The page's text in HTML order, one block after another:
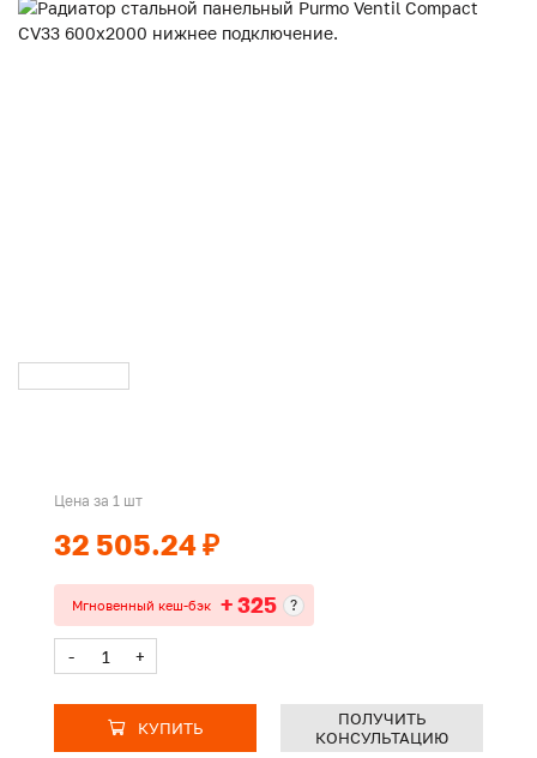
Цена за 1 шт
32 505.24 ₽
Мгновенный кеш-бэк + 325 ?
- +
КУПИТЬ
ПОЛУЧИТЬ
КОНСУЛЬТАЦИЮ